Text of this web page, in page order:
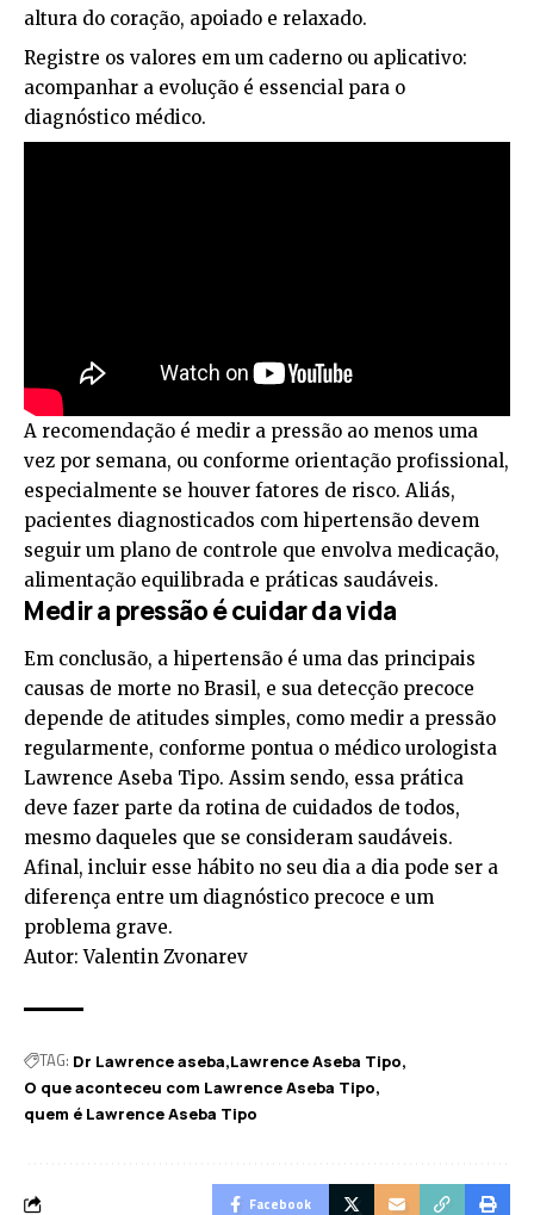
altura do coração, apoiado e relaxado.
Registre os valores em um caderno ou aplicativo:
acompanhar a evolução é essencial para o
diagnóstico médico.
A recomendação é medir a pressão ao menos uma
vez por semana, ou conforme orientação profissional,
especialmente se houver fatores de risco. Aliás,
pacientes diagnosticados com hipertensão devem
seguir um plano de controle que envolva medicação,
alimentação equilibrada e práticas saudáveis.
Medir a pressão é cuidar da vida
Em conclusão, a hipertensão é uma das principais
causas de morte no Brasil, e sua detecção precoce
depende de atitudes simples, como medir a pressão
regularmente, conforme pontua o médico urologista
Lawrence Aseba Tipo. Assim sendo, essa prática
deve fazer parte da rotina de cuidados de todos,
mesmo daqueles que se consideram saudáveis.
Afinal, incluir esse hábito no seu dia a dia pode ser a
diferença entre um diagnóstico precoce e um
problema grave.
Autor: Valentin Zvonarev
TAG: Dr Lawrence aseba Lawrence Aseba Tipo
O que aconteceu com Lawrence Aseba Tipo
quem é Lawrence Aseba Tipo
Facebook